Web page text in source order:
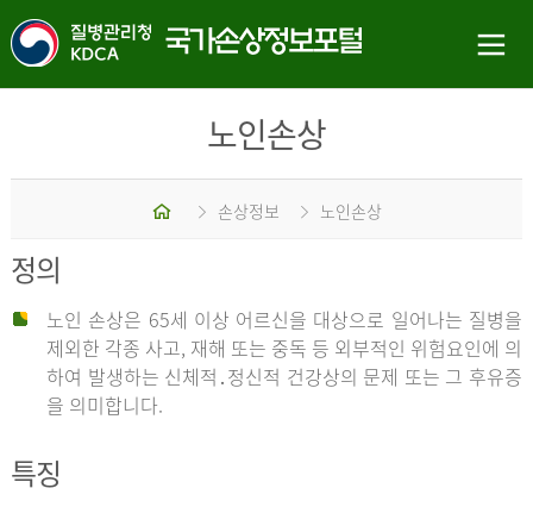
노인손상
홈 손상정보 노인손상
정의
노인 손상은 65세 이상 어르신을 대상으로 일어나는 질병을
제외한 각종 사고, 재해 또는 중독 등 외부적인 위험요인에 의
하여 발생하는 신체적․정신적 건강상의 문제 또는 그 후유증
을 의미합니다.
특징